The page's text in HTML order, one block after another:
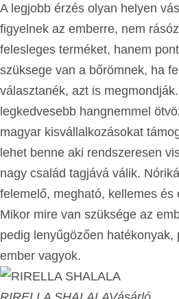
A legjobb érzés olyan helyen
figyelnek az emberre, nem
felesleges terméket, hanem
szüksege van a bőrömnek, ha
választanék, azt is
legkedvesebb hangnemmel
magyar kisvállalkozásokat
lehet benne aki rendszeresen
nagy család tagjává válik.
felemelő, megható, kellemes és
Mikor mire van szüksége az
pedig lenyűgözően hatékonyak,
ember vagyok.